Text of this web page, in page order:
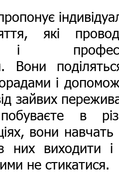
які
і
Вони
і
зайвих
в
вони навчать
них виходити
не стикатися.